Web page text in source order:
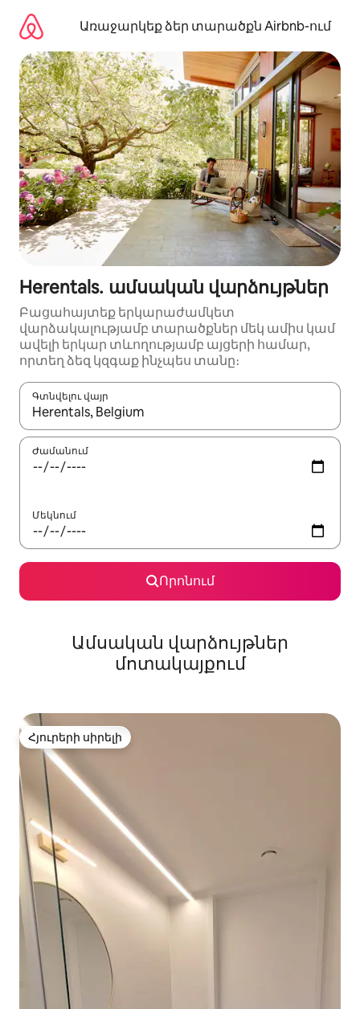
բովանդակությանըԱռաջարկեք ձեր տարածքն Airbnb-ում
Herentals․ ամսական վարձույթներ
Բացահայտեք երկարաժամկետ
վարձակալությամբ տարածքներ մեկ ամիս կամ
ավելի երկար տևողությամբ այցերի համար,
որտեղ ձեզ կզգաք ինչպես տանը։
Գտնվելու վայր
Երբ արդյունքները հասանելի լինեն, սլաքների
Ժամանում
Մեկնում
Որոնում
Ամսական վարձույթներ
մոտակայքում
Հյուրերի սիրելի
Հյուրերի սիրելի